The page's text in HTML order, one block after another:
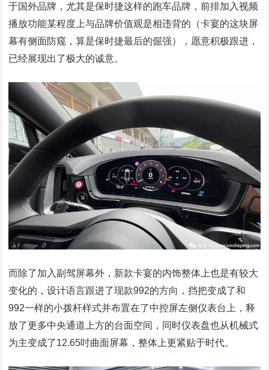
于国外品牌，尤其是保时捷这样的跑车品牌，前排加入视频
播放功能某程度上与品牌价值观是相违背的（卡宴的这块屏
幕有侧面防窥，算是保时捷最后的倔强），愿意积极跟进，
已经展现出了极大的诚意。
而除了加入副驾屏幕外，新款卡宴的内饰整体上也是有较大
变化的，设计语言跟进了现款992的方向，挡把变成了和
992一样的小拨杆样式并布置在了中控屏左侧仪表台上，释
放了更多中央通道上方的台面空间，同时仪表盘也从机械式
为主变成了12.65吋曲面屏幕，整体上更紧贴于时代。